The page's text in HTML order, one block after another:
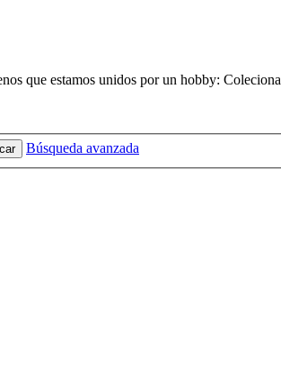
que estamos unidos por un hobby:
Búsqueda avanzada